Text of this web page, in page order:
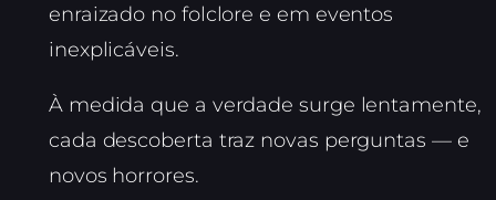
enraizado no folclore e em eventos
inexplicáveis.
À medida que a verdade surge lentamente,
cada descoberta traz novas perguntas — e
novos horrores.